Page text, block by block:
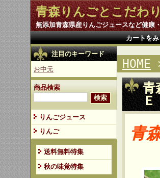
青森りんごとこだわ
無添加青森県産りんごジュースなど健康
カートを
注目のキーワード
お中元
商品検索
りんごジュース
りんご
送料無料特集
秋の味覚特集
HOME
青
Ｅ
青